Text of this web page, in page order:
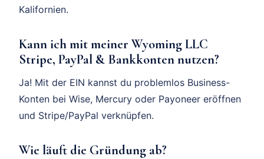
Kalifornien.
Kann ich mit meiner Wyoming LLC
Stripe, PayPal & Bankkonten nutzen?
Ja! Mit der EIN kannst du problemlos Business-
Konten bei Wise, Mercury oder Payoneer eröffnen
und Stripe/PayPal verknüpfen.
Wie läuft die Gründung ab?